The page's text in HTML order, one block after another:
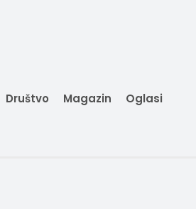
Društvo Magazin Oglasi